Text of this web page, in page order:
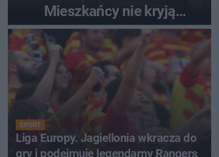
Mieszkańcy nie kryją
oburzenia!
SPORT
Liga Europy. Jagiellonia wkracza do
gry i podejmuje legendarny Rangers